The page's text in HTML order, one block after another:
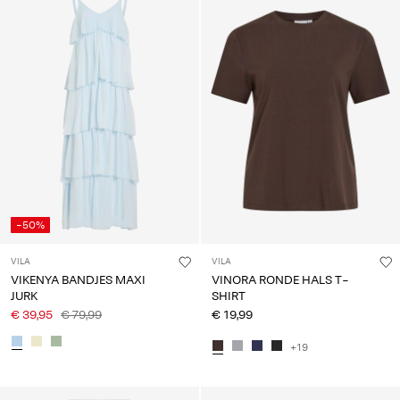
-50%
VILA
VIKENYA BANDJES MAXI
JURK
€ 39,95 € 79,99
VILA
VINORA RONDE HALS T-
SHIRT
€ 19,99
+19